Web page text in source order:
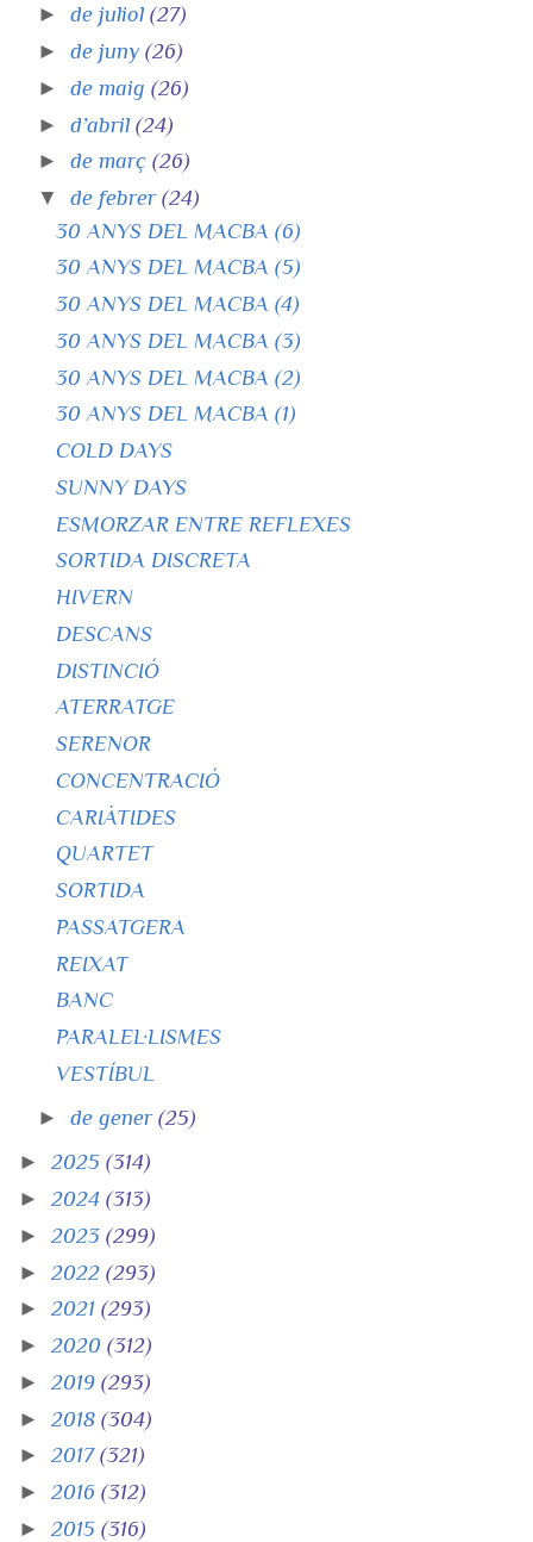
► de juliol (27)
► de juny (26)
► de maig (26)
► d’abril (24)
► de març (26)
▼ de febrer (24)
30 ANYS DEL MACBA (6)
30 ANYS DEL MACBA (5)
30 ANYS DEL MACBA (4)
30 ANYS DEL MACBA (3)
30 ANYS DEL MACBA (2)
30 ANYS DEL MACBA (1)
COLD DAYS
SUNNY DAYS
ESMORZAR ENTRE REFLEXES
SORTIDA DISCRETA
HIVERN
DESCANS
DISTINCIÓ
ATERRATGE
SERENOR
CONCENTRACIÓ
CARIÀTIDES
QUARTET
SORTIDA
PASSATGERA
REIXAT
BANC
PARALEL·LISMES
VESTÍBUL
► de gener (25)
► 2025 (314)
► 2024 (313)
► 2023 (299)
► 2022 (293)
► 2021 (293)
► 2020 (312)
► 2019 (293)
► 2018 (304)
► 2017 (321)
► 2016 (312)
► 2015 (316)